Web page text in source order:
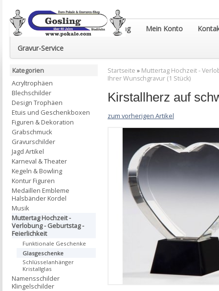
Euro-Pokale & Gravur-Shop Gosling Mein Konto
Gravur-Service
Startseite » Muttertag Hochzeit -
Ihrer Wunschgravur (1 Stück)
Kirstallherz auf
zum vorherigen Artikel
Kategorien
Acryltrophäen
Blechschilder
Design Trophäen
Etuis und Geschenkboxen
Figuren & Dekoration
Grabschmuck
Gravurschilder
Jagd Artikel
Karneval & Theater
Kegeln & Bowling
Kontur Figuren
Medaillen Embleme
Halsbänder Kordel
Musik
Muttertag Hochzeit -
Verlobung - Geburtstag -
Feierlichkeit
Funktionale Geschenke
Glasgeschenke
Schlüsselanhänger
Kristallglas
Namensschilder
Klingelschilder